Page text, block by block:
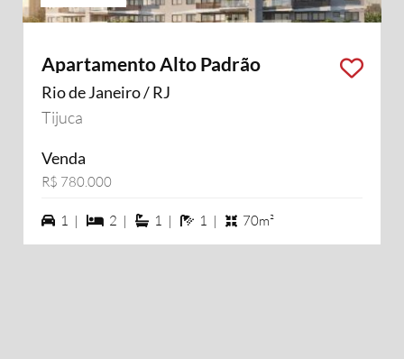
Apartamento Alto Padrão
Rio de Janeiro / RJ
Tijuca
Venda
R$ 780.000
1 vagas na garagem
1 | 2 dormiórios
2 | 1 suítes
1 | 1 banheiros
1 | 70m²